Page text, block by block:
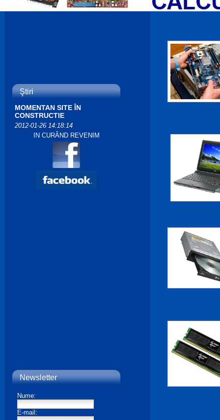
Ştiri
MOMENTAN SITE ÎN
CONSTRUCTIE
2012-01-26 14:18:14
IN CURÂND REVENIM
Newsletter